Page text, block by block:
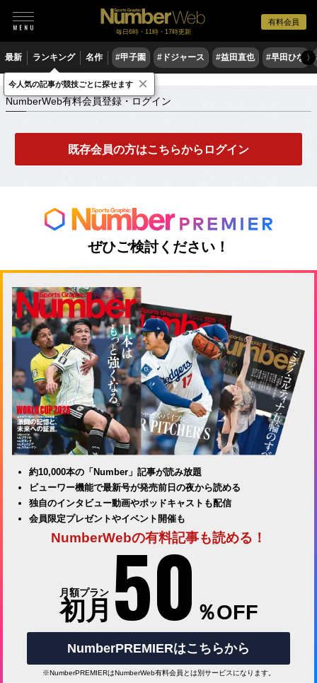
有料会員
毎日6時・11時・17時更新
最新 ランキング 名作 #甲子園 #ドジャース #益田直也 #早田ひな 〉
NumberWeb有料会員登録・ログイン
NumberWeb有料会員登録・ログイン
既存会員の方はこちらからログイン
ぜひご検討ください！
約10,000本の「Number」記事が読み放題
ビューワー機能で最新号が発売前日の夜から読める
独自のインタビュー動画やポッドキャストも配信
会員限定プレゼントやイベント開催も
NumberWebの有料記事も読める！
月額プラン
初月 50 ％OFF
NumberPREMIERはこちらから
※NumberPREMIERはNumberWeb有料会員とは別サービスになります。
今人気の記事が競技ごとに探せます ×